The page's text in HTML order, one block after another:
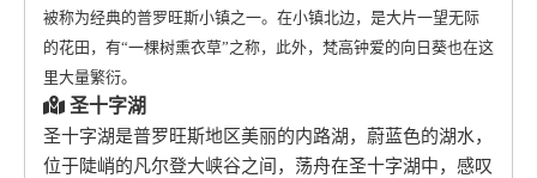
被称为经典的普罗旺斯小镇之一。在小镇北边，是大片一望无际
的花田，有“一棵树熏衣草”之称，此外，梵高钟爱的向日葵也在这
里大量繁衍。
圣十字湖
圣十字湖是普罗旺斯地区美丽的内路湖，蔚蓝色的湖水，
位于陡峭的凡尔登大峡谷之间，荡舟在圣十字湖中，感叹